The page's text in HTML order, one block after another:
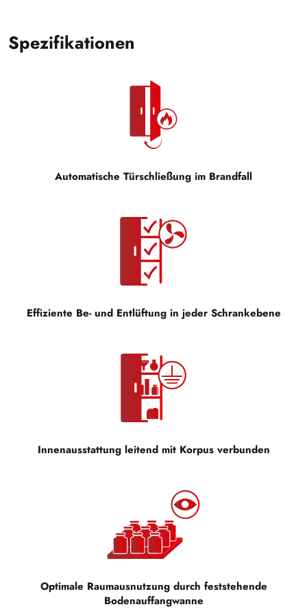
Spezifikationen
Automatische Türschließung im Brandfall
Effiziente Be- und Entlüftung in jeder Schrankebene
Innenausstattung leitend mit Korpus verbunden
Optimale Raumausnutzung durch feststehende
Bodenauffangwanne